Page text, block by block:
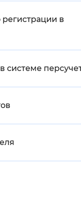
в
системе